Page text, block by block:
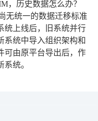
，历史数据怎么办？
无统一的数据迁移标准
统上线后，旧系统并行
系统中导入组织架构和
可由原平台导出后，作
统。